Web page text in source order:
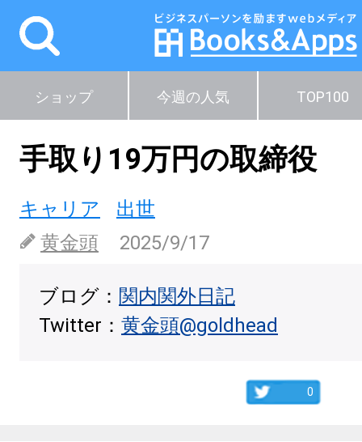
ショップ 今週の人気 TOP100
手取り19万円の取締役
キャリア
出世
黄金頭
2025/9/17
ブログ： 関内関外日記
Twitter： 黄金頭@goldhead
0